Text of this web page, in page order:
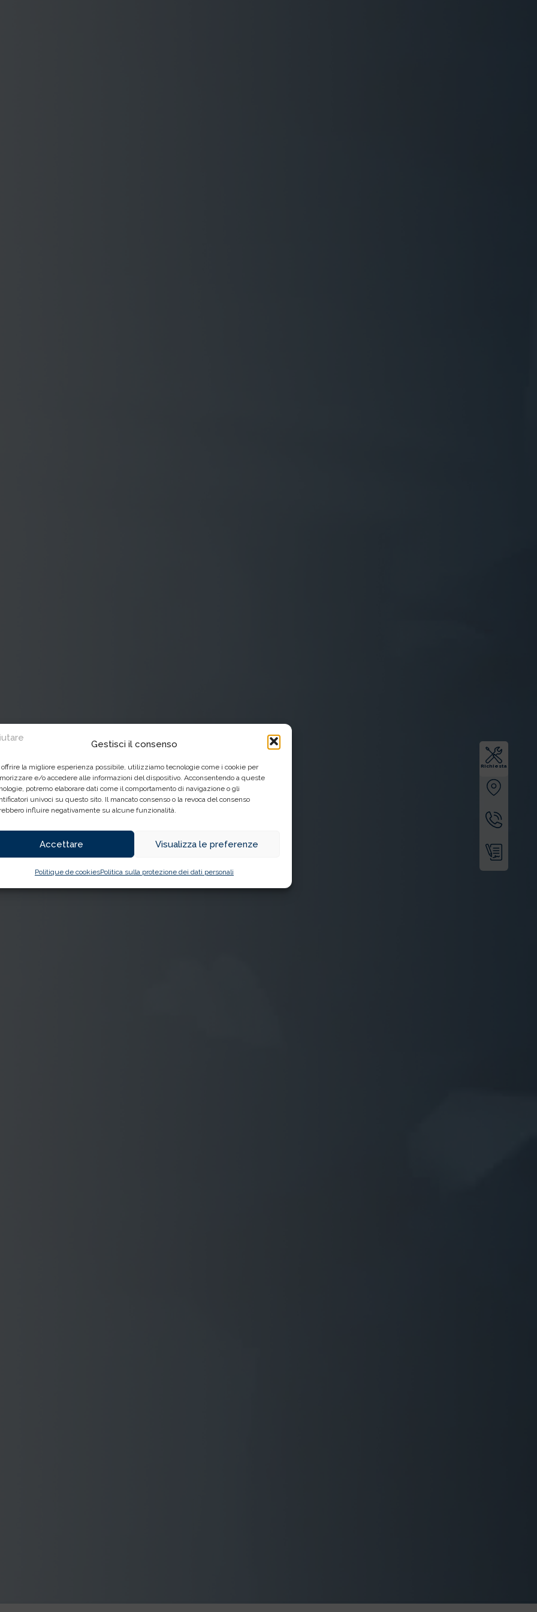
Gestisci il consenso
offrire la migliore esperienza possibile, utilizziamo tecnologie come i cookie per
e/o accedere alle informazioni del dispositivo. Acconsentendo a queste
potremo elaborare dati come il comportamento di navigazione o gli
univoci su questo sito. Il mancato consenso o la revoca del consenso
influire negativamente su alcune funzionalità.
Accettare Visualizza le preferenze
Politique de cookiesPolitica sulla protezione dei dati personali
Richiesta